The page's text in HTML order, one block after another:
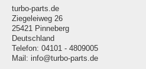
turbo-parts.de
Ziegeleiweg 26
25421 Pinneberg
Deutschland
Telefon: 04101 - 4809005
Mail: info@turbo-parts.de